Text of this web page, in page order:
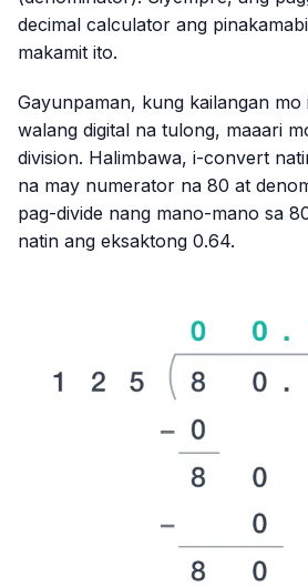
decimal calculator ang
makamit ito.
Gayunpaman, kung kailangan
walang digital na tulong, maaari
division. Halimbawa, i-convert
na may numerator na 80 at
pag-divide nang mano-mano sa
natin ang eksaktong 0.64.